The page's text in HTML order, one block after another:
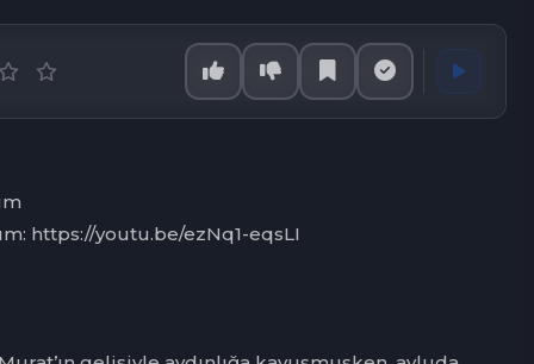
https://youtu.be/ezNq1-eqsLI